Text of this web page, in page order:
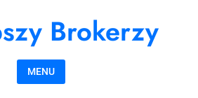
Brokerzy
MENU